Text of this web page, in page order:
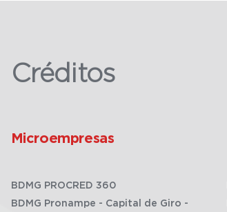
Créditos
Microempresas
BDMG PROCRED 360
BDMG Pronampe - Capital de Giro -